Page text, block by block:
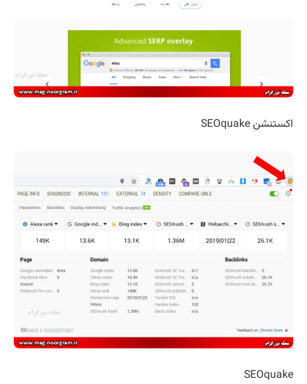
اکستنشن SEOquake
SEOquake